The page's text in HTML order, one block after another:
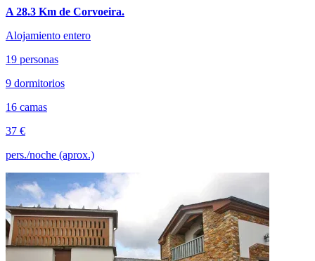
A 28.3 Km de Corvoeira.
Alojamiento entero
19 personas
9 dormitorios
16 camas
37 €
pers./noche (aprox.)